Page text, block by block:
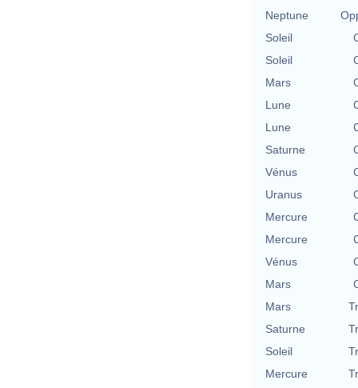
Neptune
Soleil
Soleil
Mars
Lune
Lune
Saturne
Vénus
Uranus
Mercure
Mercure
Vénus
Mars
Mars
Saturne
Soleil
Mercure